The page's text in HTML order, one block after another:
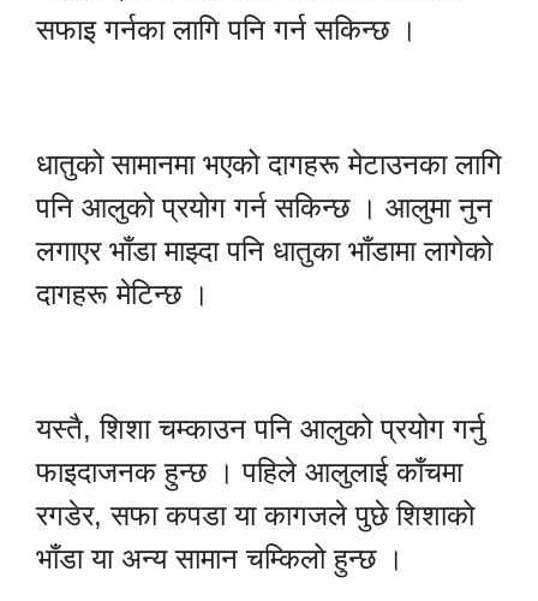
सफाइ गर्नका लागि पनि गर्न सकिन्छ ।
धातुको सामानमा भएको दागहरू मेटाउनका लागि
पनि आलुको प्रयोग गर्न सकिन्छ । आलुमा नुन
लगाएर भाँडा माझ्दा पनि धातुका भाँडामा लागेको
दागहरू मेटिन्छ ।
यस्तै, शिशा चम्काउन पनि आलुको प्रयोग गर्नु
फाइदाजनक हुन्छ । पहिले आलुलाई काँचमा
रगडेर, सफा कपडा या कागजले पुछे शिशाको
भाँडा या अन्य सामान चम्किलो हुन्छ ।